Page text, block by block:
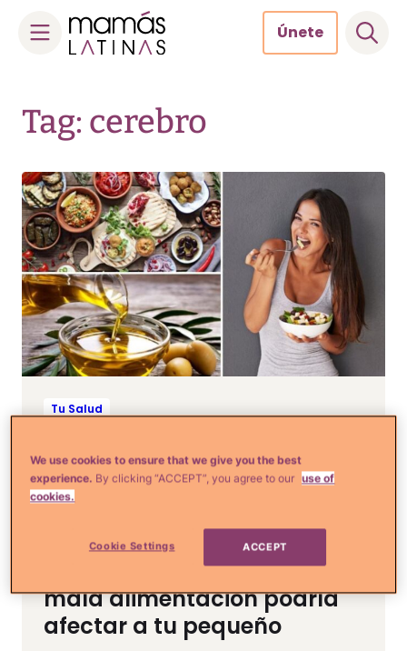
content
Únete
Tag: cerebro
Tu Salud
mediterránea
Crianza y Embarazo
8 Maneras en las que una
mala alimentación podría
afectar a tu pequeño
We use cookies to ensure that we give you the best
experience. By clicking “ACCEPT”, you agree to our use of
cookies.
Cookie Settings ACCEPT